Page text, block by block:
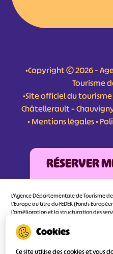
•Copyright © 2026 –
Tourisme
•Site officiel du
Châtellerault –
•Mentions légales•
RÉSERVER
L'Agence Départementale de Tourisme
l’Europe au titre du FEDER (Fonds
l’amélioration et la structuration des
d’orienter au mieux le visiteur.
Ce site utilise des cookies et vous